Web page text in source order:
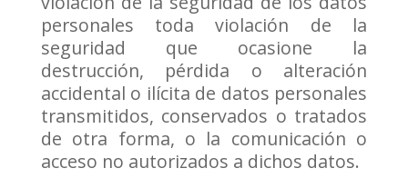
personales toda violación de la
seguridad que ocasione la
destrucción, pérdida o alteración
accidental o ilícita de datos personales
transmitidos, conservados o tratados
de otra forma, o la comunicación o
acceso no autorizados a dichos datos.